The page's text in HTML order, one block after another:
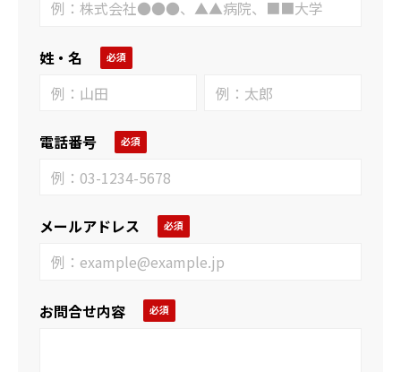
姓・名
電話番号
メールアドレス
お問合せ内容